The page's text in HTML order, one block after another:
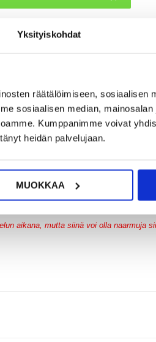
Yksityiskohdat
räätälöimiseen, sosiaalisen
sosiaalisen median,
Kumppanimme voivat
heidän palvelujaan.
MUOKKAA
LIVE CHAT
aikana, mutta siinä voi olla naarmuja